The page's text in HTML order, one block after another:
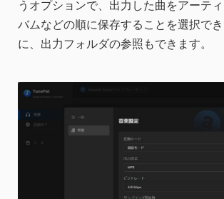
うオプションで、出力した曲をアーテ
バムなどの順に保存することを選択で
に、出力フォルダの参照もできます。